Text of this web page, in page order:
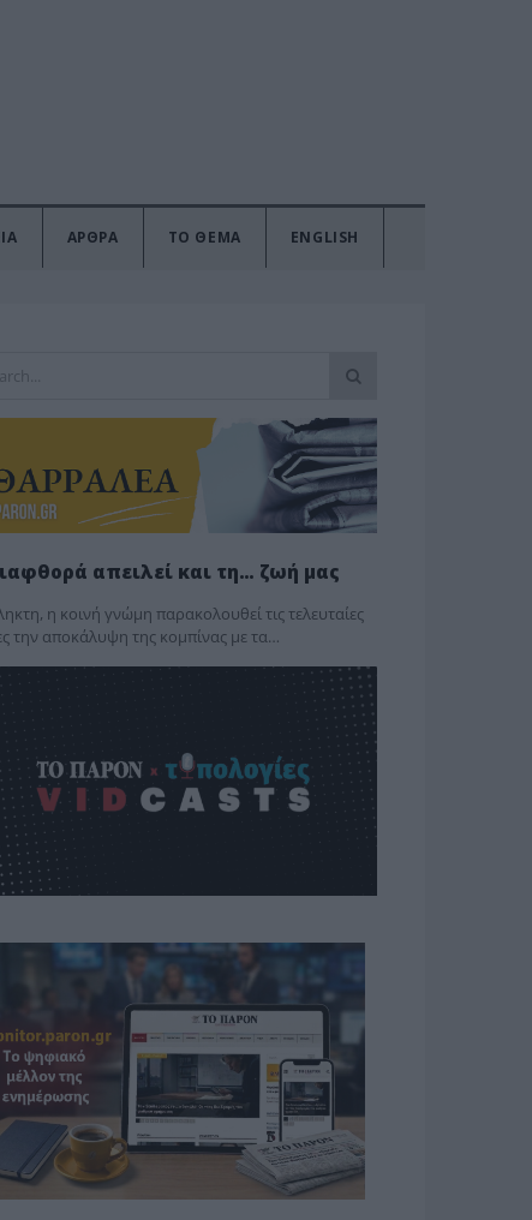
ΑΡΘΡΑ ΤΟ ΘΕΜΑ ENGLISH
απειλεί και τη… ζωή μας
η κοινή γνώμη παρακολουθεί τις τελευταίες
την αποκάλυψη της κο­μπίνας με τα…